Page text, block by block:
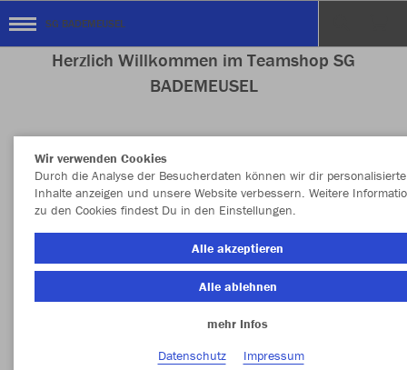
SG BADEMEUSEL
Herzlich Willkommen im Teamshop SG
BADEMEUSEL
Nachhaltig Farbe
Wir verwenden Cookies
Durch die Analyse der Besucherdaten können wir dir personalisierte
Inhalte anzeigen und unsere Website verbessern. Weitere
zu den Cookies findest Du in den Einstellungen.
Alle akzeptieren
Alle ablehnen
mehr Infos
Datenschutz
Impressum